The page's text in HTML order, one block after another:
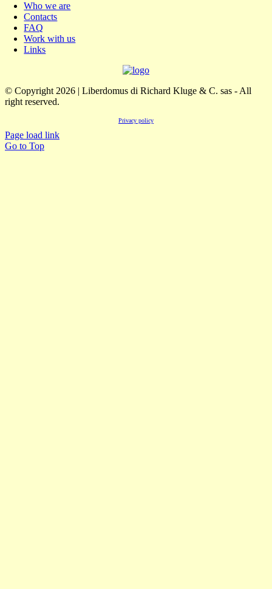
Who we are
Contacts
FAQ
Work with us
Links
© Copyright 2026 | Liberdomus di Richard Kluge & C. sas - All
right reserved.
Privacy policy
Page load link
Go to Top